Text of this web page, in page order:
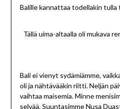
Balille kannattaa todellakin
Tällä uima-altaalla oli mukava
Bali ei vienyt sydämiämme,
oli ja nähtävääkin riitti. Neljän
vaihtaa maisemia. Minne
selvää. Suuntasimme Nusa